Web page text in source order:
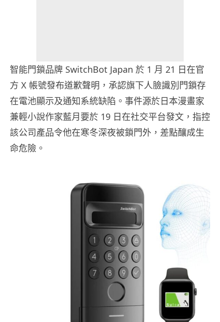
智能門鎖品牌 SwitchBot Japan 於 1 月 21 日在官
方 X 帳號發布道歉聲明，承認旗下人臉識別門鎖存
在電池顯示及通知系統缺陷。事件源於日本漫畫家
兼輕小說作家藍月要於 19 日在社交平台發文，指控
該公司產品令他在寒冬深夜被鎖門外，差點釀成生
命危險。